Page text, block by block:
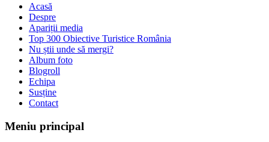
Acasă
Despre
Apariții media
Top 300 Obiective Turistice România
Nu știi unde să mergi?
Album foto
Blogroll
Echipa
Susține
Contact
Meniu principal